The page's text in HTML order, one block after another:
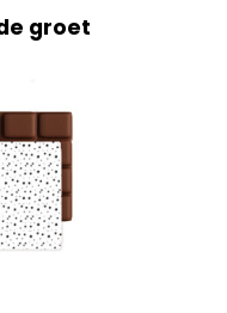
groet